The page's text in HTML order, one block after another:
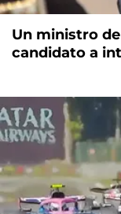
Un ministro
candidato a